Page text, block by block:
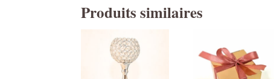
Produits similaires